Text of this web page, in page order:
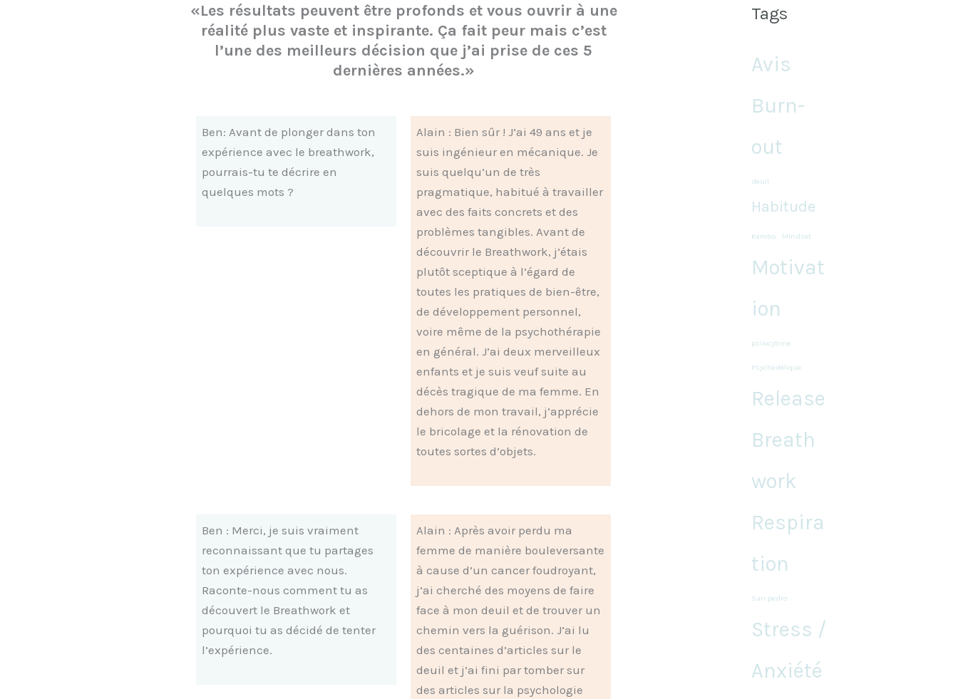
«Les résultats peuvent être profonds et vous ouvrir à une
réalité plus vaste et inspirante. Ça fait peur mais c’est
l’une des meilleurs décision que j’ai prise de ces 5
dernières années.»
Ben: Avant de plonger dans ton
expérience avec le breathwork,
pourrais-tu te décrire en
quelques mots ?
Alain : Bien sûr ! J’ai 49 ans et je
suis ingénieur en mécanique. Je
suis quelqu’un de très
pragmatique, habitué à travailler
avec des faits concrets et des
problèmes tangibles. Avant de
découvrir le Breathwork, j’étais
plutôt sceptique à l’égard de
toutes les pratiques de bien-être,
de développement personnel,
voire même de la psychothérapie
en général. J’ai deux merveilleux
enfants et je suis veuf suite au
décès tragique de ma femme. En
dehors de mon travail, j’apprécie
le bricolage et la rénovation de
toutes sortes d’objets.
Ben : Merci, je suis vraiment
reconnaissant que tu partages
ton expérience avec nous.
Raconte-nous comment tu as
découvert le Breathwork et
pourquoi tu as décidé de tenter
l’expérience.
Alain : Après avoir perdu ma
femme de manière bouleversante
à cause d’un cancer foudroyant,
j’ai cherché des moyens de faire
face à mon deuil et de trouver un
chemin vers la guérison. J’ai lu
des centaines d’articles sur le
deuil et j’ai fini par tomber sur
des articles sur la psychologie
Tags
Avis
Burn-
out
deuil
Habitude
Kambo Mindset
Motivat
ion
psilocybine
Psychédélique
Release
Breath
work
Respira
tion
San pedro
Stress /
Anxiété